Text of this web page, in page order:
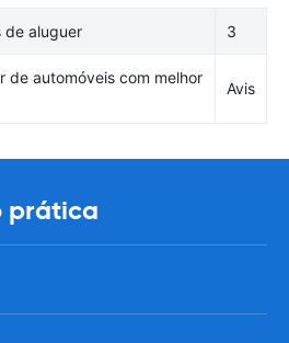
de aluguer 3
de automóveis com melhor
Avis
prática